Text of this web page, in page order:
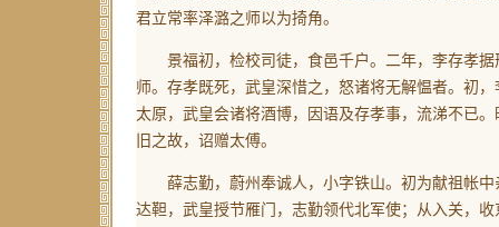
君立常率泽潞之师以为掎角。
景福初，检校司徒，食邑千户。二年，李存孝据
师。存孝既死，武皇深惜之，怒诸将无解愠者。初
太原，武皇会诸将酒博，因语及存孝事，流涕不已
旧之故，诏赠太傅。
薛志勤，蔚州奉诚人，小字铁山。初为献祖帐中
达靼，武皇授节雁门，志勤领代北军使；从入关，